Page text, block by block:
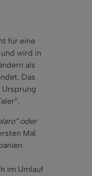
für eine
und wird in
als
Das
Ursprung
oder
Mal
im Umlauf